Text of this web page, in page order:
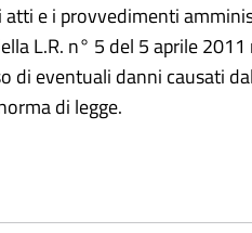
e i provvedimenti
L.R. n° 5 del 5 aprile
di eventuali danni causati
di legge.